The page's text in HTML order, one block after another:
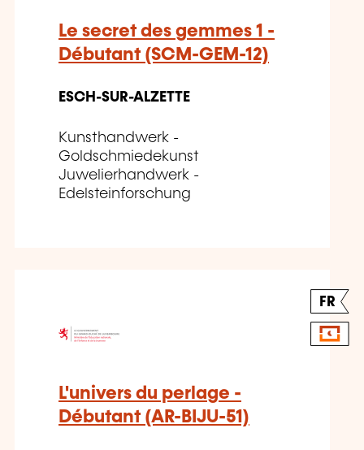
Le secret des gemmes 1 -
Débutant (SCM-GEM-12)
ESCH-SUR-ALZETTE
Kunsthandwerk -
Goldschmiedekunst
Juwelierhandwerk -
Edelsteinforschung
FR
L'univers du perlage -
Débutant (AR-BIJU-51)